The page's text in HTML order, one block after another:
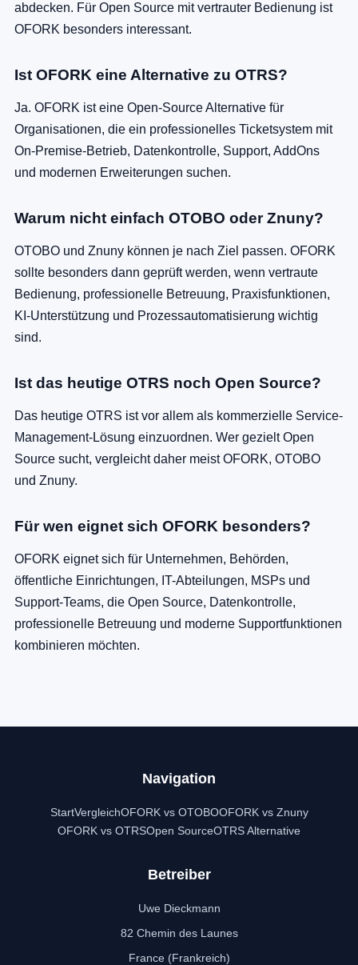
abdecken. Für Open Source mit vertrauter Bedienung ist
OFORK besonders interessant.
Ist OFORK eine Alternative zu OTRS?
Ja. OFORK ist eine Open-Source Alternative für
Organisationen, die ein professionelles Ticketsystem mit
On-Premise-Betrieb, Datenkontrolle, Support, AddOns
und modernen Erweiterungen suchen.
Warum nicht einfach OTOBO oder Znuny?
OTOBO und Znuny können je nach Ziel passen. OFORK
sollte besonders dann geprüft werden, wenn vertraute
Bedienung, professionelle Betreuung, Praxisfunktionen,
KI-Unterstützung und Prozessautomatisierung wichtig
sind.
Ist das heutige OTRS noch Open Source?
Das heutige OTRS ist vor allem als kommerzielle Service-
Management-Lösung einzuordnen. Wer gezielt Open
Source sucht, vergleicht daher meist OFORK, OTOBO
und Znuny.
Für wen eignet sich OFORK besonders?
OFORK eignet sich für Unternehmen, Behörden,
öffentliche Einrichtungen, IT-Abteilungen, MSPs und
Support-Teams, die Open Source, Datenkontrolle,
professionelle Betreuung und moderne Supportfunktionen
kombinieren möchten.
Navigation
StartVergleichOFORK vs OTOBOOFORK vs Znuny
OFORK vs OTRSOpen SourceOTRS Alternative
Betreiber
Uwe Dieckmann
82 Chemin des Launes
France (Frankreich)